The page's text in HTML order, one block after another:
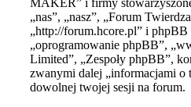
„nas”, „nasz”, „Forum
„http://forum.hcore.pl” i phpBB
„oprogramowanie phpBB”,
Limited”, „Zespoły phpBB”,
zwanymi dalej „informacjami o
dowolnej twojej sesji na forum.